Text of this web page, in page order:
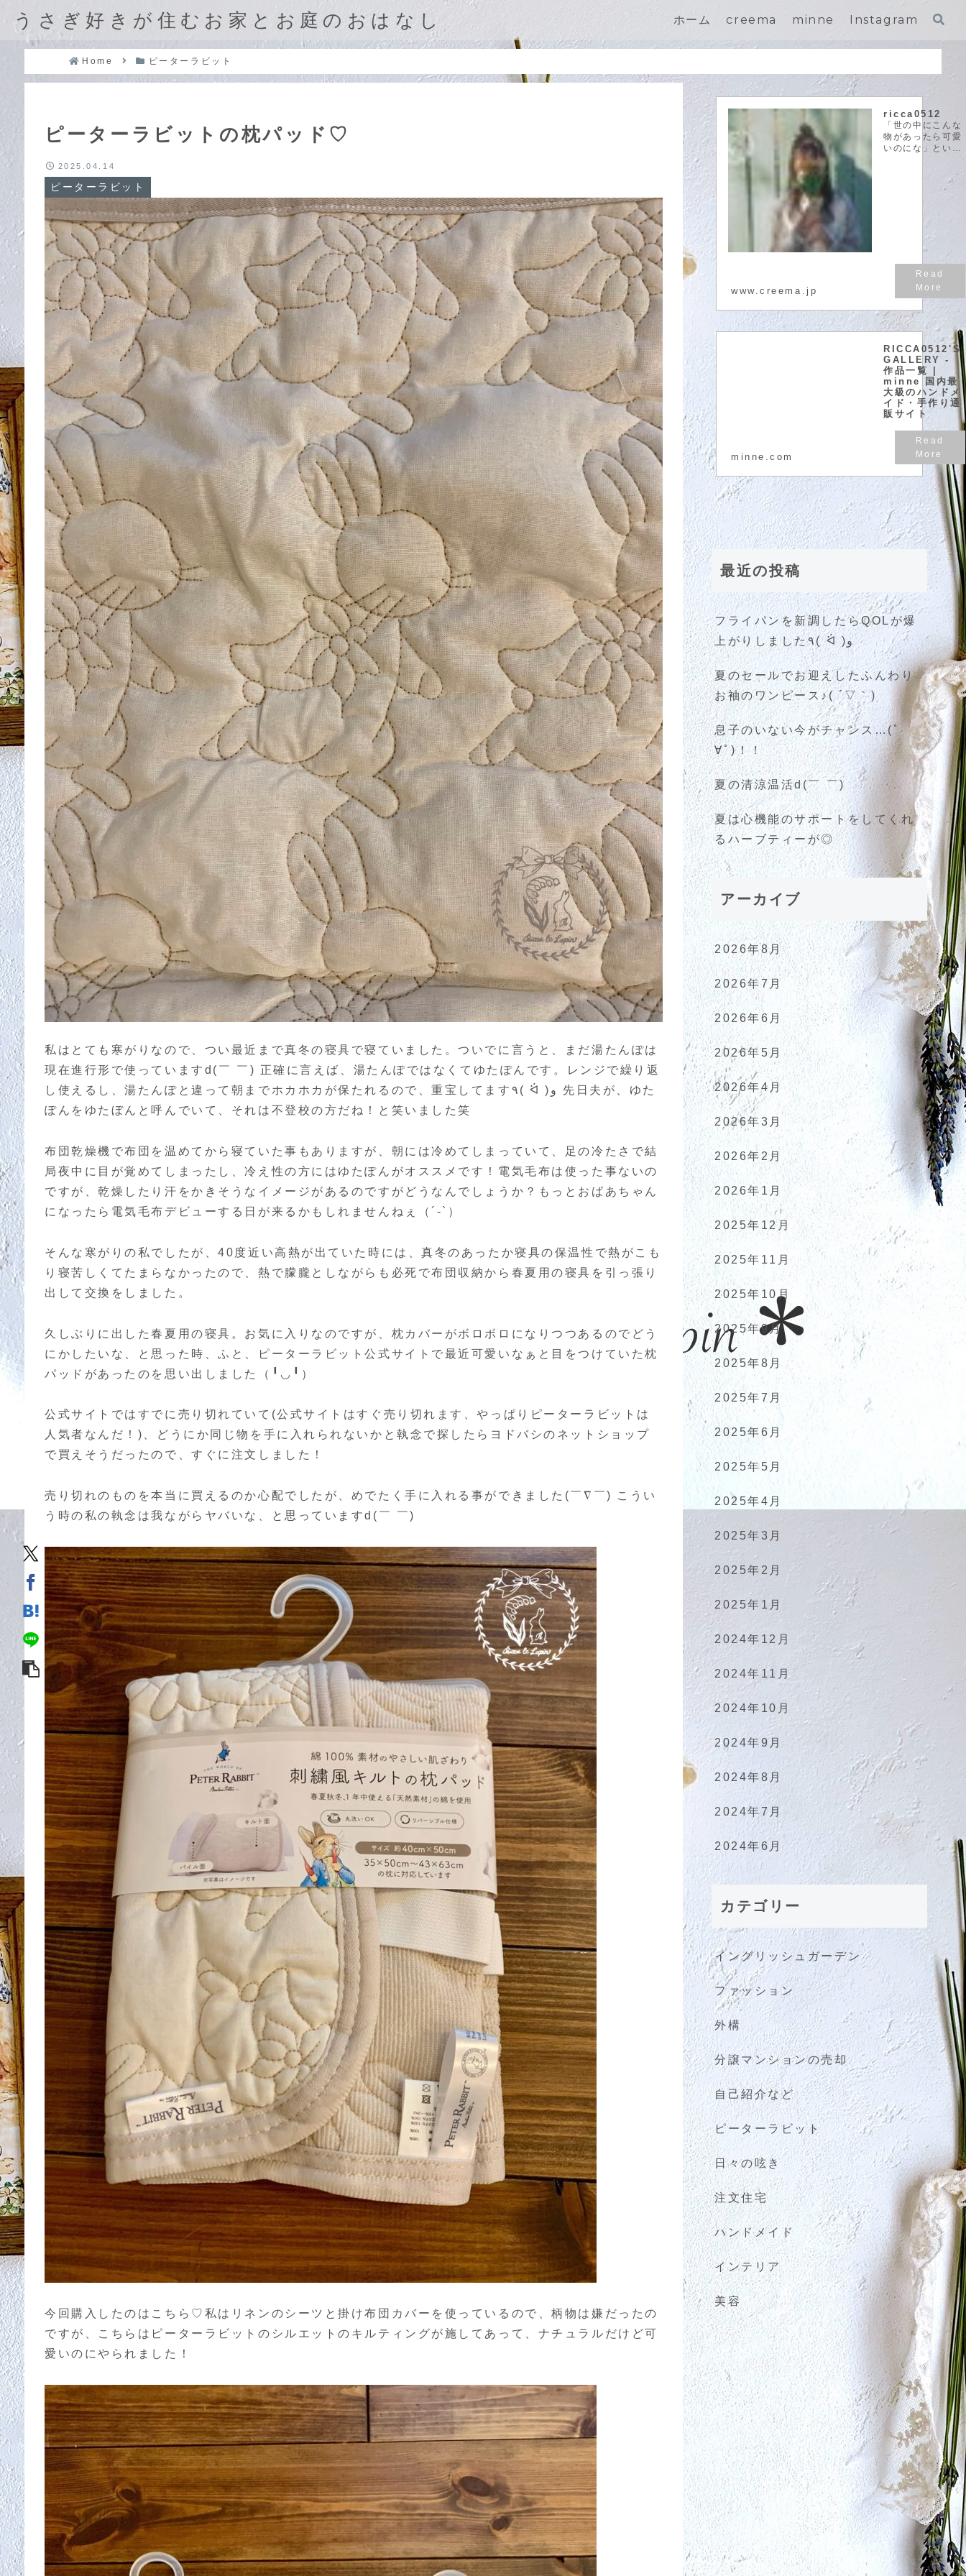
うさぎ好きが住むお家とお庭のおはなし ホーム creema minne Instagram
Home ピーターラビット
ピーターラビットの枕パッド♡
ピーターラビット
2025.04.14
私はとても寒がりなので、つい最近まで真冬の寝具で寝ていました。ついでに言うと、まだ湯たんぽは
現在進行形で使っていますd(￣ ￣) 正確に言えば、湯たんぽではなくてゆたぽんです。レンジで繰り返
し使えるし、湯たんぽと違って朝までホカホカが保たれるので、重宝してます٩( ᐛ )و 先日夫が、ゆた
ぽんをゆたぼんと呼んでいて、それは不登校の方だね！と笑いました笑
布団乾燥機で布団を温めてから寝ていた事もありますが、朝には冷めてしまっていて、足の冷たさで結
局夜中に目が覚めてしまったし、冷え性の方にはゆたぽんがオススメです！電気毛布は使った事ないの
ですが、乾燥したり汗をかきそうなイメージがあるのですがどうなんでしょうか？もっとおばあちゃん
になったら電気毛布デビューする日が来るかもしれませんねぇ（´-`）
そんな寒がりの私でしたが、40度近い高熱が出ていた時には、真冬のあったか寝具の保温性で熱がこも
り寝苦しくてたまらなかったので、熱で朦朧としながらも必死で布団収納から春夏用の寝具を引っ張り
出して交換をしました。
久しぶりに出した春夏用の寝具。お気に入りなのですが、枕カバーがボロボロになりつつあるのでどう
にかしたいな、と思った時、ふと、ピーターラビット公式サイトで最近可愛いなぁと目をつけていた枕
パッドがあったのを思い出しました（╹◡╹）
公式サイトではすでに売り切れていて(公式サイトはすぐ売り切れます、やっぱりピーターラビットは
人気者なんだ！)、どうにか同じ物を手に入れられないかと執念で探したらヨドバシのネットショップ
で買えそうだったので、すぐに注文しました！
売り切れのものを本当に買えるのか心配でしたが、めでたく手に入れる事ができました(￣∇￣) こうい
う時の私の執念は我ながらヤバいな、と思っていますd(￣ ￣)
今回購入したのはこちら♡私はリネンのシーツと掛け布団カバーを使っているので、柄物は嫌だったの
ですが、こちらはピーターラビットのシルエットのキルティングが施してあって、ナチュラルだけど可
愛いのにやられました！
ricca0512
「世の中にこんな
物があったら可愛
いのにな」という
することが大好き
作品作りをしてお
riccalel...
www.creema.jp
RICCA0512'S
GALLERY -
作品一覧 |
minne 国内最
大級のハンドメ
イド・手作り通
販サイト
minne.com
最近の投稿
フライパンを新調したらQOLが爆
上がりしました٩( ᐛ )و
夏のセールでお迎えしたふんわり
お袖のワンピース♪( ´▽｀)
息子のいない今がチャンス…(ﾟ
∀ﾟ)！！
夏の清涼温活d(￣ ￣)
夏は心機能のサポートをしてくれ
るハーブティーが◎
アーカイブ
2026年8月
2026年7月
2026年6月
2026年5月
2026年4月
2026年3月
2026年2月
2026年1月
2025年12月
2025年11月
2025年10月
2025年9月
2025年8月
2025年7月
2025年6月
2025年5月
2025年4月
2025年3月
2025年2月
2025年1月
2024年12月
2024年11月
2024年10月
2024年9月
2024年8月
2024年7月
2024年6月
カテゴリー
イングリッシュガーデン
ファッション
外構
分譲マンションの売却
自己紹介など
ピーターラビット
日々の呟き
注文住宅
ハンドメイド
インテリア
美容